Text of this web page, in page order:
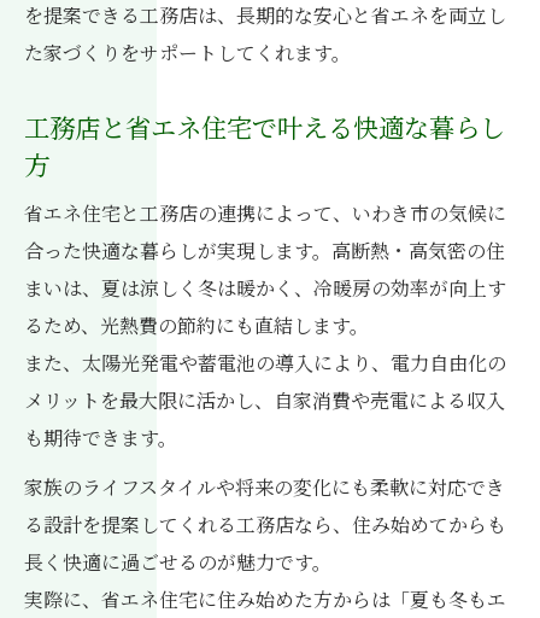
を提案できる工務店は、長期的な安心と省エネを両立し
た家づくりをサポートしてくれます。
工務店と省エネ住宅で叶える快適な暮らし
方
省エネ住宅と工務店の連携によって、いわき市の気候に
合った快適な暮らしが実現します。高断熱・高気密の住
まいは、夏は涼しく冬は暖かく、冷暖房の効率が向上す
るため、光熱費の節約にも直結します。
また、太陽光発電や蓄電池の導入により、電力自由化の
メリットを最大限に活かし、自家消費や売電による収入
も期待できます。
家族のライフスタイルや将来の変化にも柔軟に対応でき
る設計を提案してくれる工務店なら、住み始めてからも
長く快適に過ごせるのが魅力です。
実際に、省エネ住宅に住み始めた方からは「夏も冬もエ